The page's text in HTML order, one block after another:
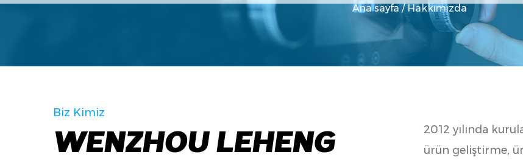
Ana sayfa /Hakkımızda
Biz Kimiz
WENZHOU LEHENG
2012 yılında
ürün geliştirme,